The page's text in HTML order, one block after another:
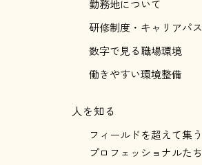
勤務地について
研修制度・キャリアパス
数字で見る職場環境
働きやすい環境整備
人を知る
フィールドを超えて集う
プロフェッショナルたち